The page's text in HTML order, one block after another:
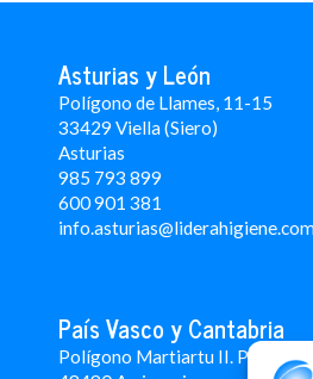
Asturias y León
Polígono de Llames, 11-15
33429 Viella (Siero)
Asturias
985 793 899
600 901 381
País Vasco y Cantabria
Polígono Martiartu II. Pabellón